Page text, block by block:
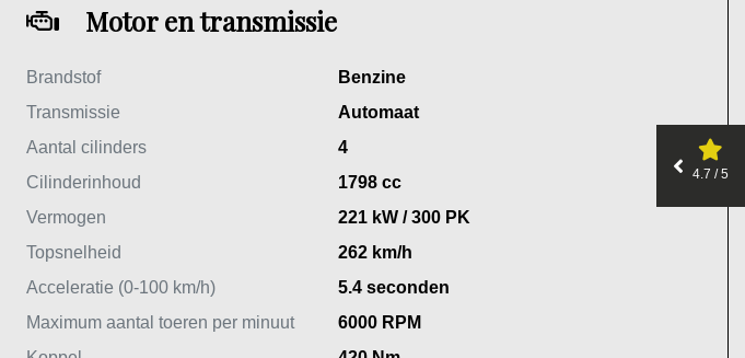
Motor en transmissie
Brandstof
Benzine
Transmissie
Automaat
Aantal cilinders
4
Cilinderinhoud
1798 cc
Vermogen
221 kW / 300 PK
Topsnelheid
262 km/h
Acceleratie (0-100 km/h)
5.4 seconden
Maximum aantal toeren per minuut
6000 RPM
4.7 / 5